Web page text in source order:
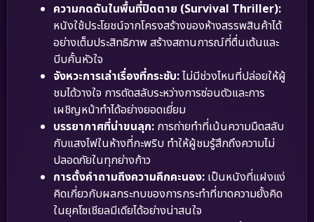
ความกดดันในพื้นที่ปิดตาย (Survival Thriller):
หนังใช้ประโยชน์จากโครงสร้างของห้างสรรพสินค้าได้
อย่างเต็มประสิทธิภาพ สร้างสถานการณ์ที่ตื่นเต้นและ
บีบคั้นหัวใจ
จังหวะการเล่าเรื่องที่กระชับ:ไม่มีช่วงไหนที่ปล่อยให้ผู้
ชมได้วางใจ การตัดสลับระหว่างการซ่อนตัวและการ
เผชิญหน้าทำได้อย่างยอดเยี่ยม
บรรยากาศที่น่าขนลุก: การถ่ายทำที่เน้นความมืดสลับ
กับแสงไฟในห้างที่กะพริบ ทำให้ผู้ชมรู้สึกถึงความไม่
ปลอดภัยในทุกย่างก้าว
การตั้งคำถามถึงความคึกคะนอง: เป็นหนังที่แฝงแง่
คิดเกี่ยวกับผลกระทบของการกระทำที่ขาดความยั้งคิด
ในยุคโซเชียลมีเดียได้อย่างน่าสนใจ